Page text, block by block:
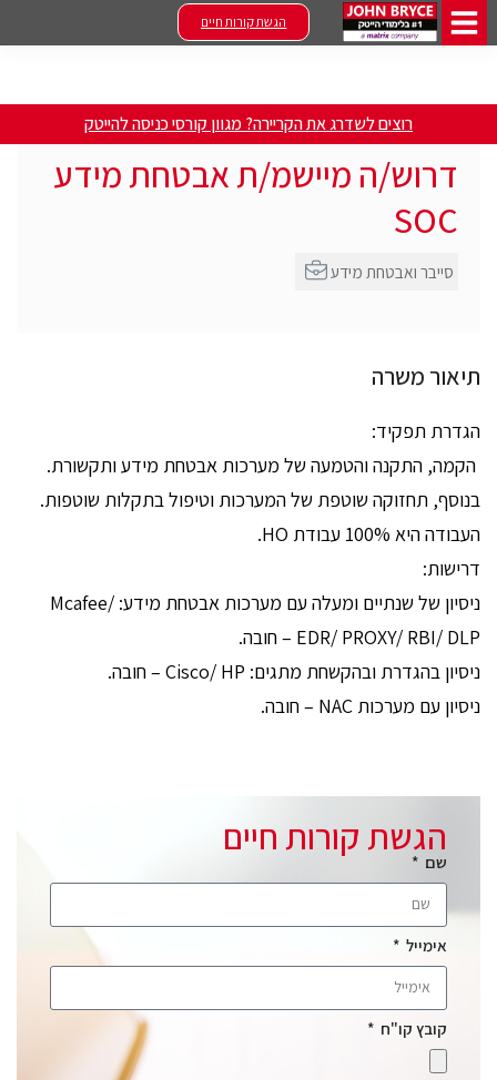
הגשת קורות חיים
רוצים לשדרג את הקריירה? מגוון קורסי כניסה להייטק
דרוש/ה מיישמ/ת אבטחת מידע
SOC
תיאור משרה
הגדרת תפקיד:
הקמה, התקנה והטמעה של מערכות אבטחת מידע ותקשורת.
בנוסף, תחזוקה שוטפת של המערכות וטיפול בתקלות שוטפות.
העבודה היא 100% עבודת HO.
דרישות:
ניסיון של שנתיים ומעלה עם מערכות אבטחת מידע: Mcafee/
EDR/ PROXY/ RBI/ DLP – חובה.
ניסיון בהגדרת ובהקשחת מתגים: Cisco/ HP – חובה.
ניסיון עם מערכות NAC – חובה.
הגשת קורות חיים
שם
אימייל
קובץ קו"ח